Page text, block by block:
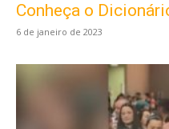
Conheça o
6 de janeiro de 2023